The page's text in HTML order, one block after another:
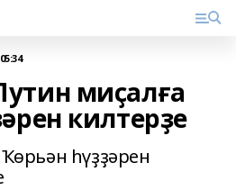
миҫалға
килтерҙе
һүҙҙәрен